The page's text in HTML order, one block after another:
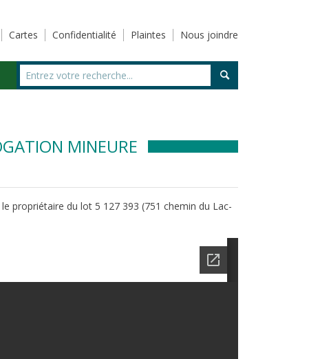
Cartes Confidentialité Plaintes Nous joindre
MINEURE
propriétaire du lot 5 127 393 (751 chemin du Lac-